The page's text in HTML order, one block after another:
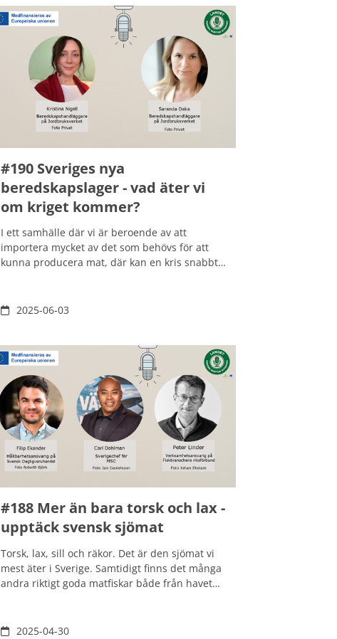
bygd, och som i beredskapssammanhang blir
en kugge i civilsamhällets maskineri.
#190 Sveriges nya
beredskapslager - vad äter vi
om kriget kommer?
I ett samhälle där vi är beroende av att
importera mycket av det som behövs för att
kunna producera mat, där kan en kris snabbt
bakgrund av detta så har Jordbruksverket nu
ska finnas mat på bordet även vid kriser och
krig. Och målet är att säkra att vi alla då ska
kunna få i oss 3 000 kalorier per person och
dygn. Men hur ska det gå till?
2025-06-03
#188 Mer än bara torsk och lax -
upptäck svensk sjömat
Torsk, lax, sill och räkor. Det är den sjömat vi
mest äter i Sverige. Samtidigt finns det många
andra riktigt goda matfiskar både från havet
regnbåge. Så här finns det potential att vidga
2025-04-30